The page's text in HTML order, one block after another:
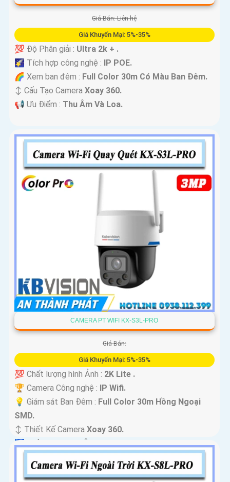
Giá Bán: Liên hệ
Giá Khuyến Mại: 5%-35%
💯 Độ Phân giải : Ultra 2k + .
🌠 Tích hợp công nghệ :
IP POE.
🌈 Xem ban đêm : Full Color 30m Có Màu Ban Ðêm.
↕️ Cấu Tạo Camera Xoay 360.
️📢 Ưu Điểm : Thu Âm Và Loa.
CAMERA PT WIFI KX-S3L-PRO
Giá Bán:
Giá Khuyến Mại: 5%-35%
💯 Chất lượng hình Ảnh : 2K Lite .
🏆 Camera Công nghệ : IP Wifi.
💡 Giám sát Ban Đêm : Full Color 30m Hồng Ngoại
SMD.
↕️ Thiết Kế Camera Xoay 360.
️🛃 Khả Năng :Thu Âm.